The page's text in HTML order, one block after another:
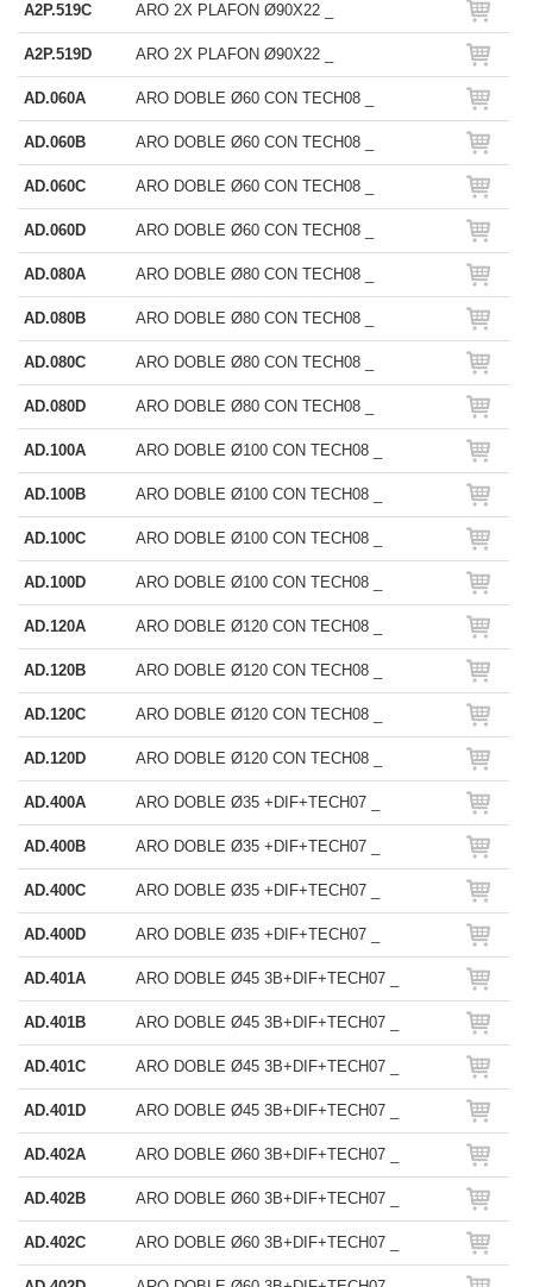
A2P.519C ARO 2X PLAFON Ø90X22 _
A2P.519D ARO 2X PLAFON Ø90X22 _
AD.060A ARO DOBLE Ø60 CON TECH08 _
AD.060B ARO DOBLE Ø60 CON TECH08 _
AD.060C ARO DOBLE Ø60 CON TECH08 _
AD.060D ARO DOBLE Ø60 CON TECH08 _
AD.080A ARO DOBLE Ø80 CON TECH08 _
AD.080B ARO DOBLE Ø80 CON TECH08 _
AD.080C ARO DOBLE Ø80 CON TECH08 _
AD.080D ARO DOBLE Ø80 CON TECH08 _
AD.100A ARO DOBLE Ø100 CON TECH08 _
AD.100B ARO DOBLE Ø100 CON TECH08 _
AD.100C ARO DOBLE Ø100 CON TECH08 _
AD.100D ARO DOBLE Ø100 CON TECH08 _
AD.120A ARO DOBLE Ø120 CON TECH08 _
AD.120B ARO DOBLE Ø120 CON TECH08 _
AD.120C ARO DOBLE Ø120 CON TECH08 _
AD.120D ARO DOBLE Ø120 CON TECH08 _
AD.400A ARO DOBLE Ø35 +DIF+TECH07 _
AD.400B ARO DOBLE Ø35 +DIF+TECH07 _
AD.400C ARO DOBLE Ø35 +DIF+TECH07 _
AD.400D ARO DOBLE Ø35 +DIF+TECH07 _
AD.401A ARO DOBLE Ø45 3B+DIF+TECH07 _
AD.401B ARO DOBLE Ø45 3B+DIF+TECH07 _
AD.401C ARO DOBLE Ø45 3B+DIF+TECH07 _
AD.401D ARO DOBLE Ø45 3B+DIF+TECH07 _
AD.402A ARO DOBLE Ø60 3B+DIF+TECH07 _
AD.402B ARO DOBLE Ø60 3B+DIF+TECH07 _
AD.402C ARO DOBLE Ø60 3B+DIF+TECH07 _